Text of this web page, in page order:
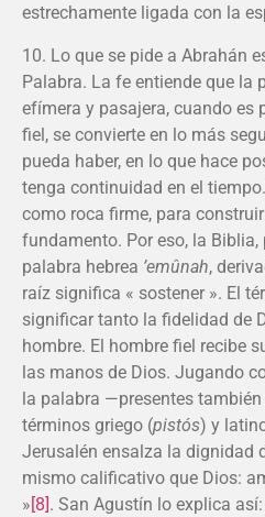
estrechamente ligada con la
10. Lo que se pide a Abrahán
Palabra. La fe entiende que la
efímera y pasajera, cuando es
fiel, se convierte en lo más
pueda haber, en lo que hace
tenga continuidad en el
como roca firme, para
fundamento. Por eso, la
palabra hebrea ’emûnah,
raíz significa « sostener ». El
significar tanto la fidelidad de
hombre. El hombre fiel recibe
las manos de Dios. Jugando
la palabra —presentes
términos griego (pistós) y
Jerusalén ensalza la dignidad
mismo calificativo que Dios:
»[8]. San Agustín lo explica